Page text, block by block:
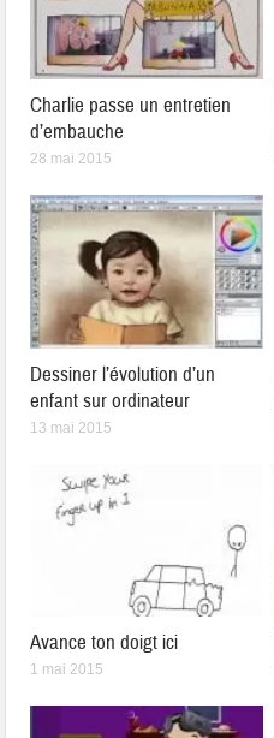
Charlie passe un entretien
d’embauche
28 mai 2015
Dessiner l’évolution d’un
enfant sur ordinateur
13 mai 2015
Avance ton doigt ici
1 mai 2015